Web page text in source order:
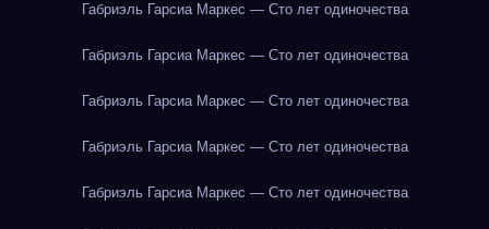
Габриэль Гарсиа Маркес — Сто лет одиночества
Габриэль Гарсиа Маркес — Сто лет одиночества
Габриэль Гарсиа Маркес — Сто лет одиночества
Габриэль Гарсиа Маркес — Сто лет одиночества
Габриэль Гарсиа Маркес — Сто лет одиночества